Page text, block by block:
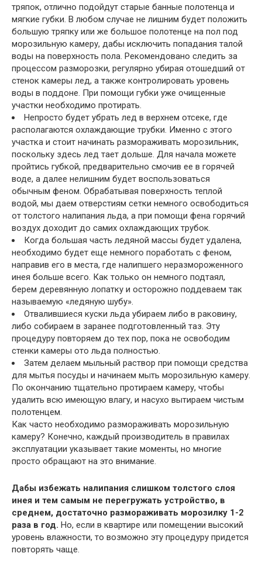
тряпок, отлично подойдут старые банные полотенца и
мягкие губки. В любом случае не лишним будет положить
большую тряпку или же большое полотенце на пол под
морозильную камеру, дабы исключить попадания талой
воды на поверхность пола. Рекомендовано следить за
процессом разморозки, регулярно убирая отошедший от
стенок камеры лед, а также контролировать уровень
воды в поддоне. При помощи губки уже очищенные
участки необходимо протирать.
Непросто будет убрать лед в верхнем отсеке, где
располагаются охлаждающие трубки. Именно с этого
участка и стоит начинать размораживать морозильник,
поскольку здесь лед тает дольше. Для начала можете
пройтись губкой, предварительно смочив ее в горячей
воде, а далее нелишним будет воспользоваться
обычным феном. Обрабатывая поверхность теплой
водой, мы даем отверстиям сетки немного освободиться
от толстого налипания льда, а при помощи фена горячий
воздух доходит до самих охлаждающих трубок.
Когда большая часть ледяной массы будет удалена,
необходимо будет еще немного поработать с феном,
направив его в места, где налипшего неразмороженного
инея больше всего. Как только он немного подтаял,
берем деревянную лопатку и осторожно поддеваем так
называемую «ледяную шубу».
Отвалившиеся куски льда убираем либо в раковину,
либо собираем в заранее подготовленный таз. Эту
процедуру повторяем до тех пор, пока не освободим
стенки камеры ото льда полностью.
Затем делаем мыльный раствор при помощи средства
для мытья посуды и начинаем мыть морозильную камеру.
По окончанию тщательно протираем камеру, чтобы
удалить всю имеющую влагу, и насухо вытираем чистым
полотенцем.
Как часто необходимо размораживать морозильную
камеру? Конечно, каждый производитель в правилах
эксплуатации указывает такие моменты, но многие
просто обращают на это внимание.
Дабы избежать налипания слишком толстого слоя
инея и тем самым не перегружать устройство, в
среднем, достаточно размораживать морозилку 1-2
раза в год. Но, если в квартире или помещении высокий
уровень влажности, то возможно эту процедуру придется
повторять чаще.